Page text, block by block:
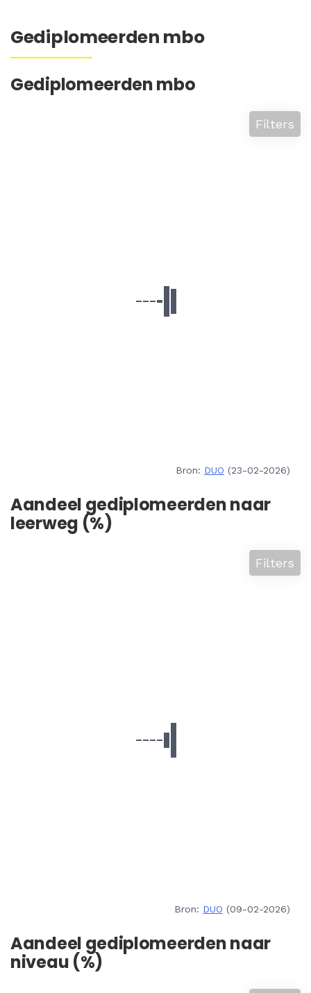
Gediplomeerden mbo
Gediplomeerden mbo
Filters
Bron: DUO (23-02-2026)
Aandeel gediplomeerden naar
leerweg (%)
Filters
Bron: DUO (09-02-2026)
Aandeel gediplomeerden naar
niveau (%)